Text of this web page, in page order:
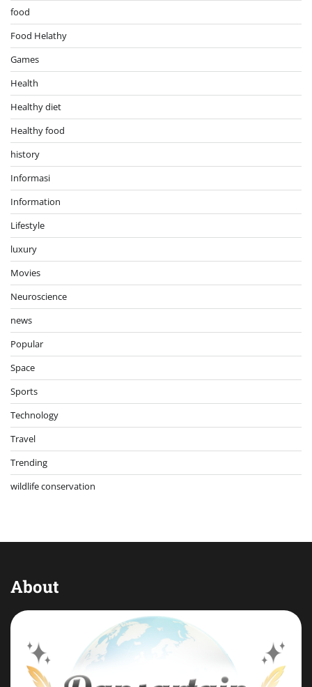
food
Food Helathy
Games
Health
Healthy diet
Healthy food
history
Informasi
Information
Lifestyle
luxury
Movies
Neuroscience
news
Popular
Space
Sports
Technology
Travel
Trending
wildlife conservation
About